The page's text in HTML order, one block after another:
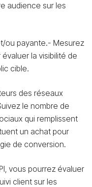
audience sur les
ou payante.- Mesurez
la visibilité de
cible.
des réseaux
le nombre de
qui remplissent
un achat pour
de conversion.
vous pourrez évaluer
client sur les